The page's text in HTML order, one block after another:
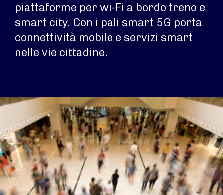
piattaforme per wi-Fi a bordo treno e
smart city. Con i pali smart 5G porta
connettività mobile e servizi smart
nelle vie cittadine.